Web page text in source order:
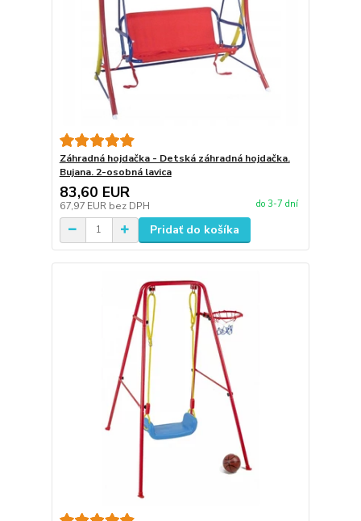
Záhradná hojdačka - Detská záhradná hojdačka.
Bujana. 2-osobná lavica
83,60 EUR
67,97 EUR bez DPH do 3-7 dní
Pridať do košíka